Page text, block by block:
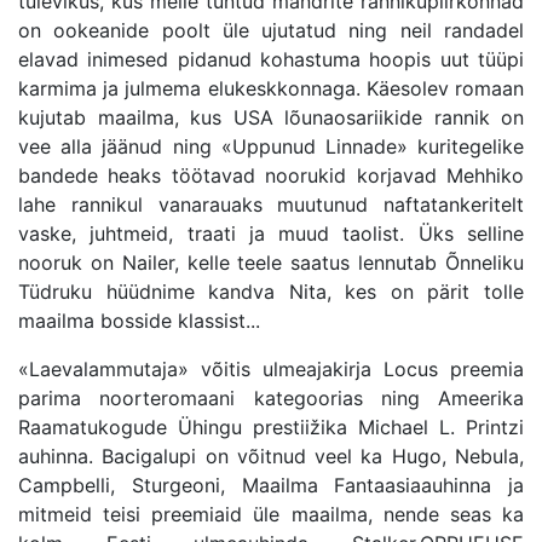
on ookeanide poolt üle ujutatud ning neil randadel
elavad inimesed pidanud kohastuma hoopis uut tüüpi
karmima ja julmema elukeskkonnaga. Käesolev romaan
kujutab maailma, kus USA lõunaosariikide rannik on
vee alla jäänud ning «Uppunud Linnade» kuritegelike
bandede heaks töötavad noorukid korjavad Mehhiko
lahe rannikul vanarauaks muutunud naftatankeritelt
vaske, juhtmeid, traati ja muud taolist. Üks selline
nooruk on Nailer, kelle teele saatus lennutab Õnneliku
Tüdruku hüüdnime kandva Nita, kes on pärit tolle
maailma bosside klassist...
«Laevalammutaja» võitis ulmeajakirja Locus preemia
parima noorteromaani kategoorias ning Ameerika
Raamatukogude Ühingu prestiižika Michael L. Printzi
auhinna. Bacigalupi on võitnud veel ka Hugo, Nebula,
Campbelli, Sturgeoni, Maailma Fantaasiaauhinna ja
mitmeid teisi preemiaid üle maailma, nende seas ka